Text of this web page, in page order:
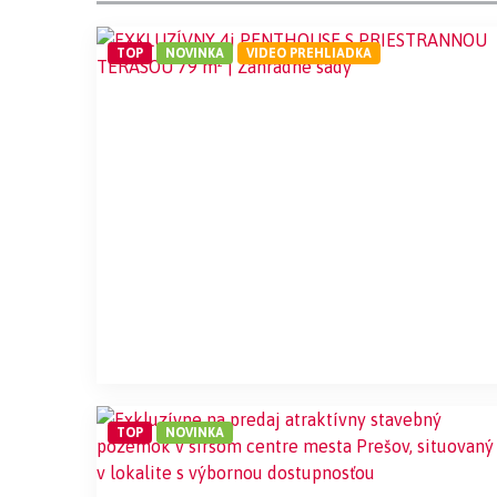
TOP NOVINKA VIDEO PREHLIADKA
TOP NOVINKA